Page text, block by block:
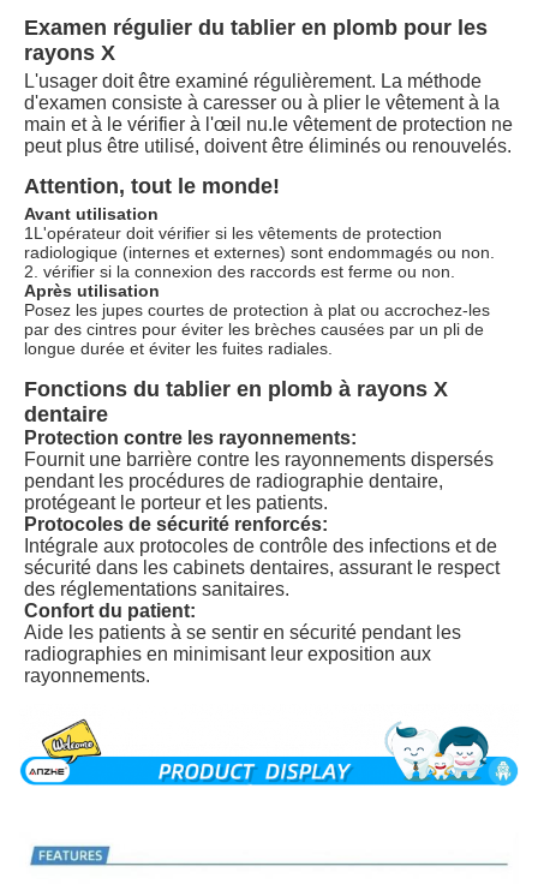
Examen régulier du tablier en plomb pour les
rayons X
L'usager doit être examiné régulièrement. La méthode
d'examen consiste à caresser ou à plier le vêtement à la
main et à le vérifier à l'œil nu.le vêtement de protection ne
peut plus être utilisé, doivent être éliminés ou renouvelés.
Attention, tout le monde!
Avant utilisation
1L'opérateur doit vérifier si les vêtements de protection
radiologique (internes et externes) sont endommagés ou non.
2. vérifier si la connexion des raccords est ferme ou non.
Après utilisation
Posez les jupes courtes de protection à plat ou accrochez-les
par des cintres pour éviter les brèches causées par un pli de
longue durée et éviter les fuites radiales.
Fonctions du tablier en plomb à rayons X
dentaire
Protection contre les rayonnements:
Fournit une barrière contre les rayonnements dispersés
pendant les procédures de radiographie dentaire,
protégeant le porteur et les patients.
Protocoles de sécurité renforcés:
Intégrale aux protocoles de contrôle des infections et de
sécurité dans les cabinets dentaires, assurant le respect
des réglementations sanitaires.
Confort du patient:
Aide les patients à se sentir en sécurité pendant les
radiographies en minimisant leur exposition aux
rayonnements.